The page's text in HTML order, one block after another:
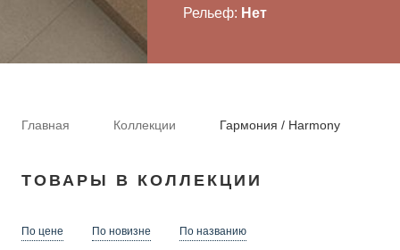
Рельеф: Нет
Главная Коллекции Гармония / Harmony
ТОВАРЫ В КОЛЛЕКЦИИ
По цене По новизне По названию